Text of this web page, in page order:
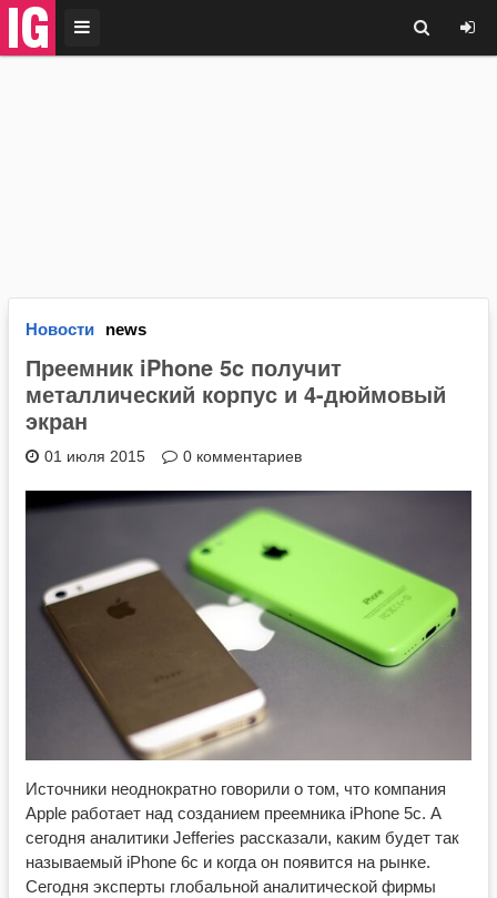
Новости news
Преемник iPhone 5c получит
металлический корпус и 4-дюймовый
экран
01 июля 2015 0 комментариев
Источники неоднократно говорили о том, что компания
Apple работает над созданием преемника iPhone 5c. А
сегодня аналитики Jefferies рассказали, каким будет так
называемый iPhone 6c и когда он появится на рынке.
Сегодня эксперты глобальной аналитической фирмы